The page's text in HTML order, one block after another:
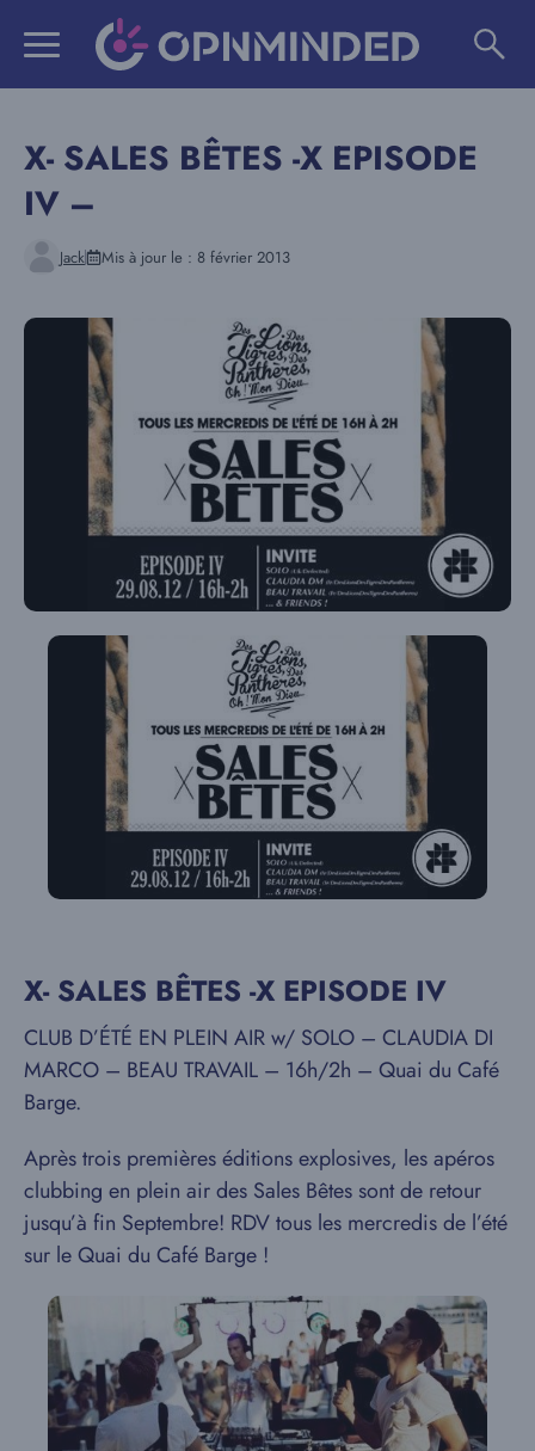
X- SALES BÊTES -X EPISODE
IV –
Jack Mis à jour le : 8 février 2013
X- SALES BÊTES -X EPISODE IV
CLUB D’ÉTÉ EN PLEIN AIR w/ SOLO – CLAUDIA DI
MARCO – BEAU TRAVAIL – 16h/2h – Quai du Café
Barge.
Après trois premières éditions explosives, les apéros
clubbing en plein air des Sales Bêtes sont de retour
jusqu’à fin Septembre! RDV tous les mercredis de l’été
sur le Quai du Café Barge !